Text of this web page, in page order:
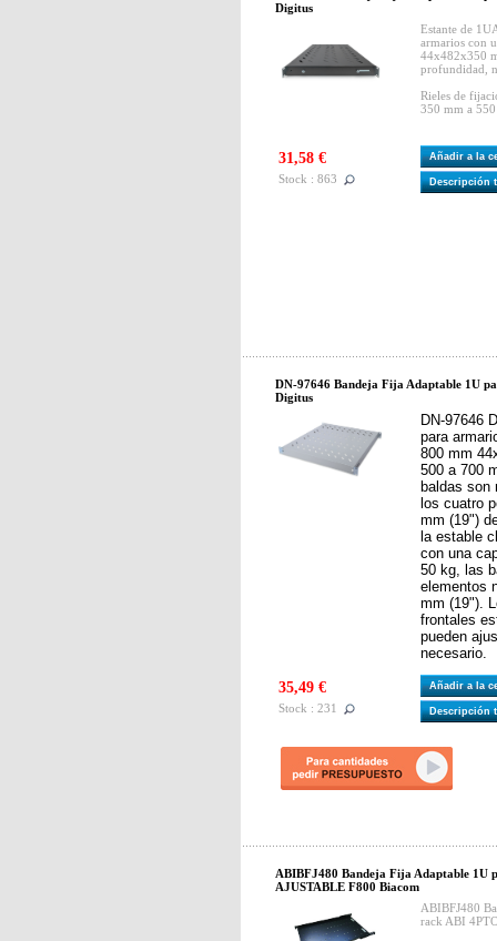
Digitus
Estante de
armarios con
44x482x350
profundidad,
Rieles de
350 mm a
31,58 €
Stock : 863
Añadir a la
Descripción
DN-97646 Bandeja Fija Adaptable 1U
Digitus
DN-97646
para
800 mm
500 a 700
baldas son
los cuatro
mm (19")
la estable
con una
50 kg, las
elementos
mm (19").
frontales
pueden
necesario.
35,49 €
Stock : 231
Añadir a la
Descripción
ABIBFJ480 Bandeja Fija Adaptable 1U
AJUSTABLE F800 Biacom
ABIBFJ480
rack ABI